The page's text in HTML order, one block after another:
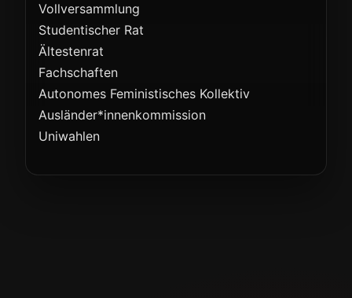
Vollversammlung
Studentischer Rat
Ältestenrat
Fachschaften
Autonomes Feministisches Kollektiv
Ausländer*innenkommission
Uniwahlen